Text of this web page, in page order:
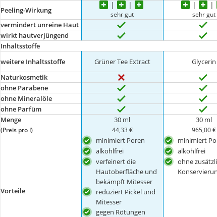
Peeling-Wirkung
sehr gut sehr gut
vermindert unreine Haut
wirkt hautverjüngend
Inhaltsstoffe
weitere Inhaltsstoffe
Grüner Tee Extract Glycerin
Naturkosmetik
ohne Parabene
ohne Mineralöle
ohne Parfüm
Menge
(Preis pro l)
30 ml
44,33 €
30 ml
965,00 €
Vorteile
minimiert Poren
alkohlfrei
verfeinert die
Hautoberfläche und
bekämpft Mitesser
reduziert Pickel und
Mitesser
gegen Rötungen
minimiert
alkohlfrei
ohne